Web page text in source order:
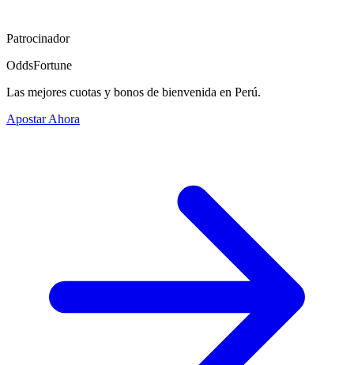
Patrocinador
OddsFortune
Las mejores cuotas y bonos de bienvenida en Perú.
Apostar Ahora